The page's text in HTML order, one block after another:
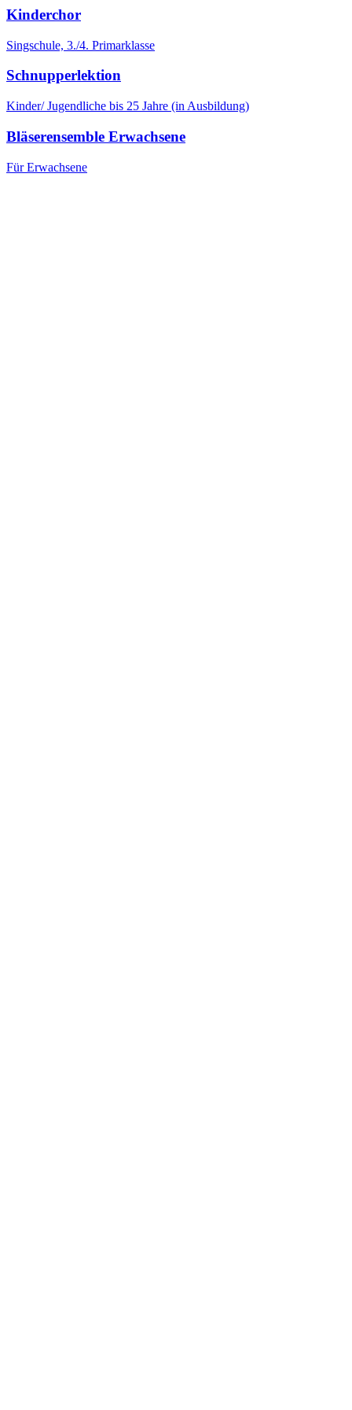
Kinderchor
Singschule, 3./4. Primarklasse
Schnupperlektion
Kinder/ Jugendliche bis 25 Jahre (in Ausbildung)
Bläserensemble Erwachsene
Für Erwachsene